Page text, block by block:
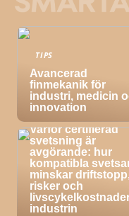
TIPS
Avancerad
finmekanik för
industri, medicin
innovation
TIPS
Varför certifierad
svetsning är
avgörande: hur
kompatibla
minskar
risker och
industrin